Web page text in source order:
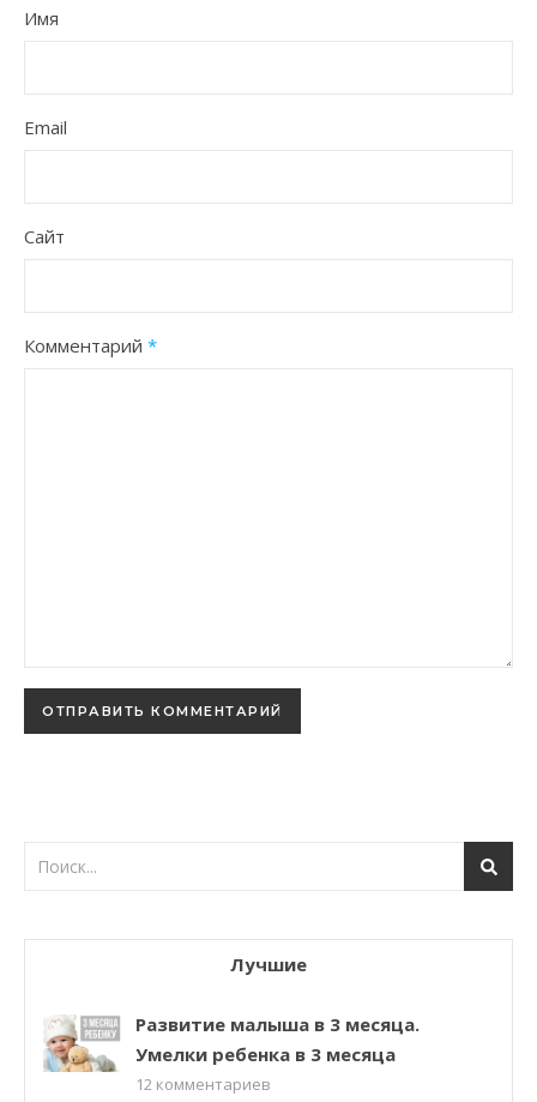
Имя
Email
Сайт
Комментарий *
Лучшие
Развитие малыша в 3 месяца.
Умелки ребенка в 3 месяца
12 комментариев